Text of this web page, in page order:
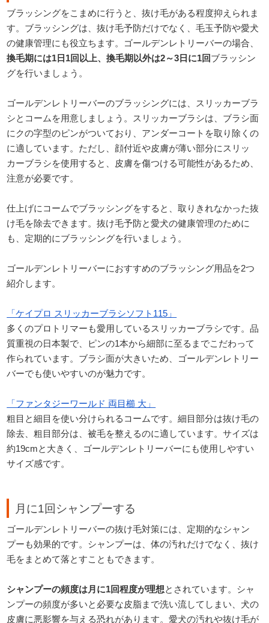
ブラッシングをこまめに行うと、抜け毛がある程度抑えられま
す。ブラッシングは、抜け毛予防だけでなく、毛玉予防や愛犬
の健康管理にも役立ちます。ゴールデンレトリーバーの場合、
換毛期には1日1回以上、換毛期以外は2～3日に1回 ブラッシン
グを行いましょう。
ゴールデンレトリーバーのブラッシングには、スリッカーブラ
シとコームを用意しましょう。スリッカーブラシは、ブラシ面
にクの字型のピンがついており、アンダーコートを取り除くの
に適しています。ただし、顔付近や皮膚が薄い部分にスリッ
カーブラシを使用すると、皮膚を傷つける可能性があるため、
注意が必要です。
仕上げにコームでブラッシングをすると、取りきれなかった抜
け毛を除去できます。抜け毛予防と愛犬の健康管理のために
も、定期的にブラッシングを行いましょう。
ゴールデンレトリーバーにおすすめのブラッシング用品を2つ
紹介します。
「ケイプロ スリッカーブラシソフト115」
多くのプロトリマーも愛用しているスリッカーブラシです。品
質重視の日本製で、ピンの1本から細部に至るまでこだわって
作られています。ブラシ面が大きいため、ゴールデンレトリー
バーでも使いやすいのが魅力です。
「ファンタジーワールド 両目櫛 大」
粗目と細目を使い分けられるコームです。細目部分は抜け毛の
除去、粗目部分は、被毛を整えるのに適しています。サイズは
約19cmと大きく、ゴールデンレトリーバーにも使用しやすい
サイズ感です。
月に1回シャンプーする
ゴールデンレトリーバーの抜け毛対策には、定期的なシャン
プーも効果的です。シャンプーは、体の汚れだけでなく、抜け
毛をまとめて落とすこともできます。
シャンプーの頻度は月に1回程度が理想とされています。シャ
ンプーの頻度が多いと必要な皮脂まで洗い流してしまい、犬の
皮膚に悪影響を与える恐れがあります。愛犬の汚れや抜け毛が